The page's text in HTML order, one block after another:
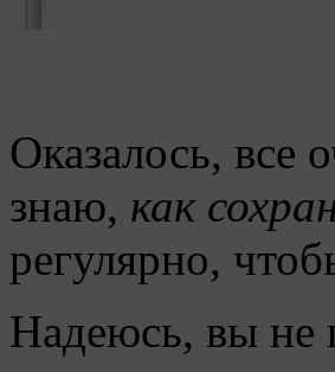
Оказалось, все
знаю, как
регулярно,
Надеюсь, вы не